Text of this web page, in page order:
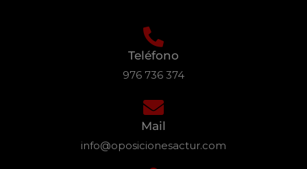
Teléfono
976 736 374
Mail
info@oposicionesactur.com